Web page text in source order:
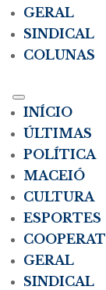
GERAL
SINDICAL
COLUNAS
INÍCIO
ÚLTIMAS
POLÍTICA
MACEIÓ
CULTURA
ESPORTES
GERAL
SINDICAL